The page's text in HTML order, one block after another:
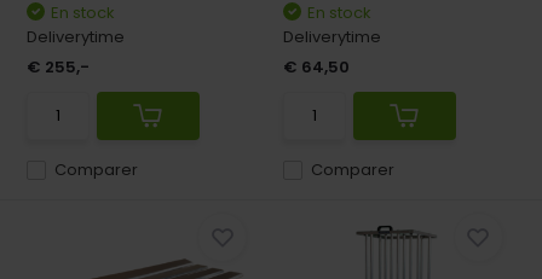
Comparer
En stock
Deliverytime
€ 255,-
Comparer
En stock
Deliverytime
€ 64,50